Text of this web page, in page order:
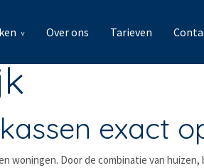
Over ons Tarieven
exact
woningen. Door de combinatie van